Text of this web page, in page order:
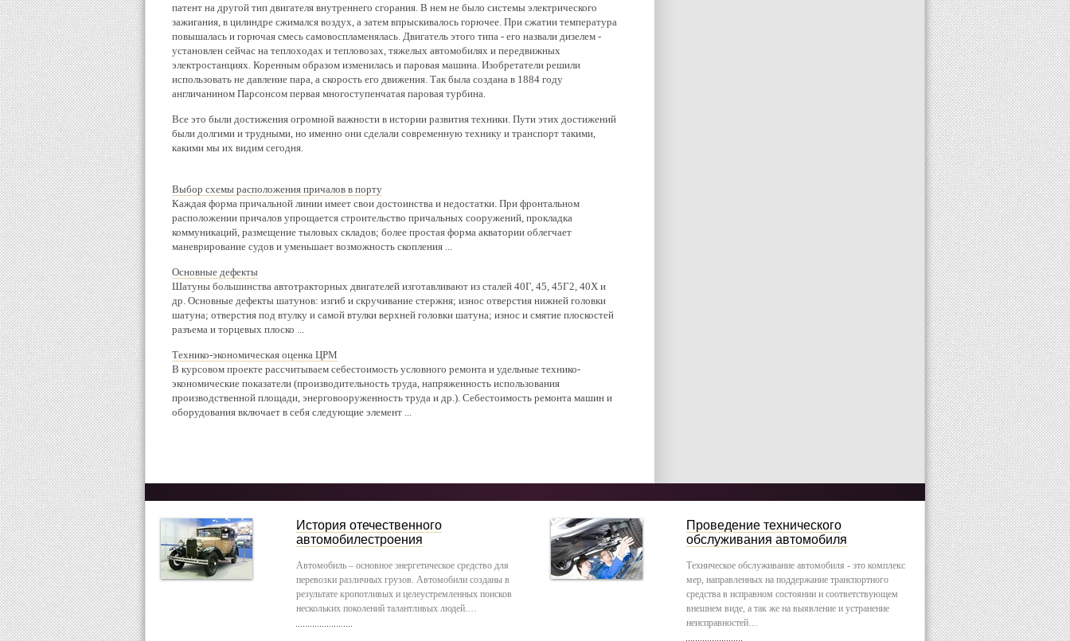
патент на другой тип двигателя внутреннего сгорания. В нем не было системы электрического
зажигания, в цилиндре сжимался воздух, а затем впрыскивалось горючее. При сжатии температура
повышалась и горючая смесь самовоспламенялась. Двигатель этого типа - его назвали дизелем -
установлен сейчас на теплоходах и тепловозах, тяжелых автомобилях и передвижных
электростанциях. Коренным образом изменилась и паровая машина. Изобретатели решили
использовать не давление пара, а скорость его движения. Так была создана в 1884 году
англичанином Парсонсом первая многоступенчатая паровая турбина.
Все это были достижения огромной важности в истории развития техники. Пути этих достижений
были долгими и трудными, но именно они сделали современную технику и транспорт такими,
какими мы их видим сегодня.
Выбор схемы расположения причалов в порту
Каждая форма причальной линии имеет свои достоинства и недостатки. При фронтальном
расположении причалов упрощается строительство причальных сооружений, прокладка
коммуникаций, размещение тыловых складов; более простая форма акватории облегчает
маневрирование судов и уменьшает возможность скопления ...
Основные дефекты
Шатуны большинства автотракторных двигателей изготавливают из сталей 40Г, 45, 45Г2, 40Х и
др. Основные дефекты шатунов: изгиб и скручивание стержня; износ отверстия нижней головки
шатуна; отверстия под втулку и самой втулки верхней головки шатуна; износ и смятие плоскостей
разъема и торцевых плоско ...
Технико-экономическая оценка ЦРМ
В курсовом проекте рассчитываем себестоимость условного ремонта и удельные технико-
экономические показатели (производительность труда, напряженность использования
производственной площади, энерговооруженность труда и др.). Себестоимость ремонта машин и
оборудования включает в себя следующие элемент ...
История отечественного
автомобилестроения
Автомобиль – основное энергетическое средство для
перевозки различных грузов. Автомобили созданы в
результате кропотливых и целеустремленных поисков
нескольких поколений талантливых людей.…
Проведение технического
обслуживания автомобиля
Техническое обслуживание автомобиля - это комплекс
мер, направленных на поддержание транспортного
средства в исправном состоянии и соответствующем
внешнем виде, а так же на выявление и устранение
неисправностей…